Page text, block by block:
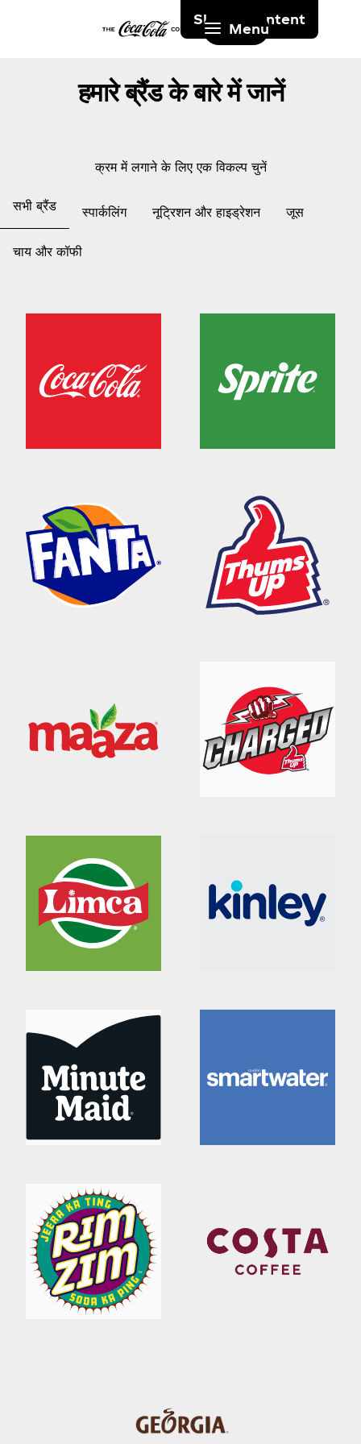
Skip to content
Menu
हमारे ब्रैंड के बारे में जानें
क्रम में लगाने के लिए एक विकल्प चुनें
सभी ब्रैंड स्पार्कलिंग नूट्रिशन और हाइड्रेशन जूस
चाय और कॉफी